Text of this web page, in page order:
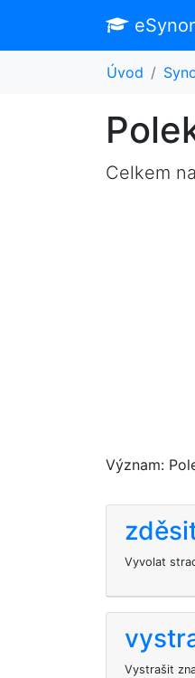
Úvod
Celkem
Význam:
Vyvolat
Vystrašit